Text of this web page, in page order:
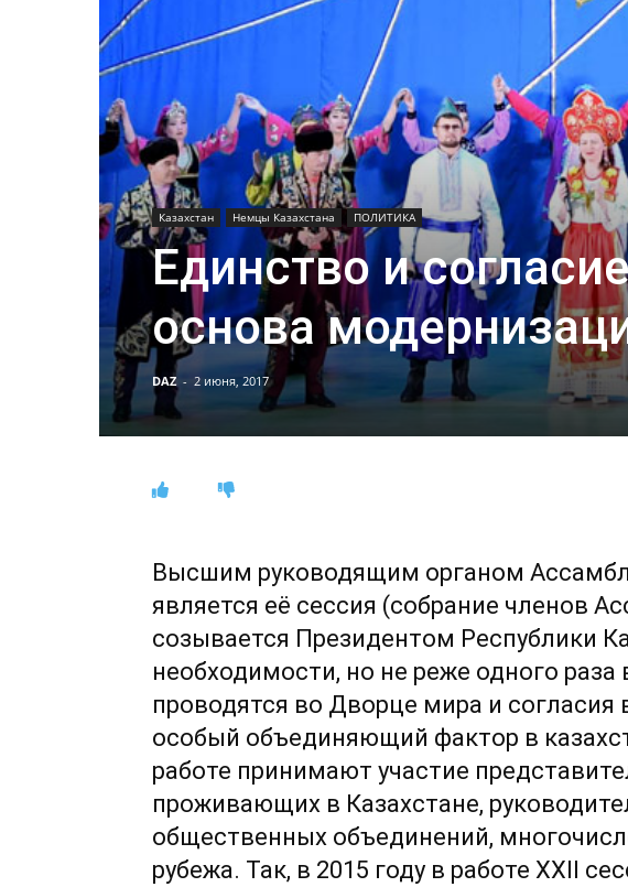
Казахстан Немцы Казахстана ПОЛИТИКА
Единство и
основа
DAZ - 2 июня, 2017
Высшим руководящим органом
является её сессия (собрание членов
созывается Президентом Республики
необходимости, но не реже одного
проводятся во Дворце мира и согласия
особый объединяющий фактор в
работе принимают участие
проживающих в Казахстане,
общественных объединений,
рубежа. Так, в 2015 году в работе XXII